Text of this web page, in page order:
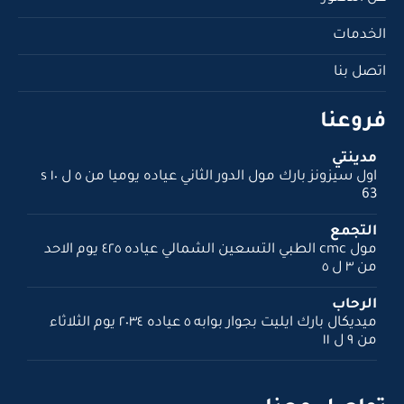
الخدمات
اتصل بنا
فروعنا
مدينتي
اول سيزونز بارك مول الدور الثاني عياده يوميا من ٥ ل ١٠ s
63
التجمع
مول cmc الطبي التسعين الشمالي عياده ٤٢٥ يوم الاحد
من ٣ ل ٥
الرحاب
ميديكال بارك ايليت بجوار بوابه ٥ عياده ٢٠٣٤ يوم الثلاثاء
من ٩ ل ١١